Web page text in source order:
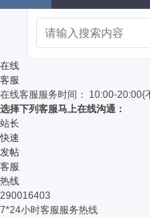
在线
客服
在线客服服务时间： 10:00-20:00{
选择下列客服马上在线沟通：
站长
快速
发帖
客服
热线
290016403
7*24小时客服服务热线